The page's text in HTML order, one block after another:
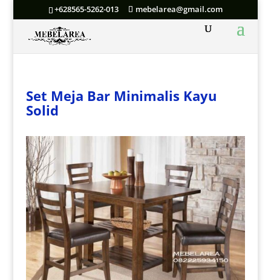
+628565-5262-013 mebelarea@gmail.com
Set Meja Bar Minimalis Kayu
Solid